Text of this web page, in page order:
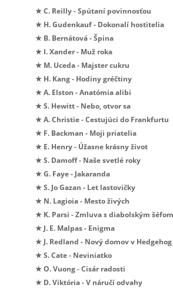
★ C. Reilly - Spútaní povinnosťou
★ H. Gudenkauf - Dokonalí hostitelia
★ B. Bernátová - Špina
★ I. Xander - Muž roka
★ M. Uceda - Majster cukru
★ H. Kang - Hodiny gréčtiny
★ A. Elston - Anatómia alibi
★ S. Hewitt - Nebo, otvor sa
★ A. Christie - Cestujúci do Frankfurtu
★ F. Backman - Moji priatelia
★ E. Henry - Úžasne krásny život
★ S. Damoff - Naše svetlé roky
★ G. Faye - Jakaranda
★ S. Jo Gazan - Let lastovičky
★ N. Lagioia - Mesto živých
★ K. Parsi - Zmluva s diabolským šéfom
★ J. E. Malpas - Enigma
★ J. Redland - Nový domov v
★ S. Cate - Neviniatko
★ O. Vuong - Cisár radosti
★ D. Viktória - V náručí odvahy